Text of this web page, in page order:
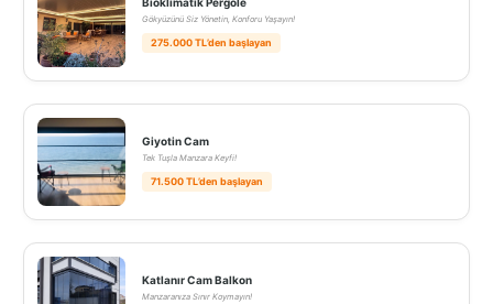
Gökyüzünü Siz Yönetin, Konforu Yaşayın!
275.000 TL’den başlayan
Giyotin Cam
Tek Tuşla Manzara Keyfi!
71.500 TL’den başlayan
Katlanır Cam Balkon
Manzaranıza Sınır Koymayın!